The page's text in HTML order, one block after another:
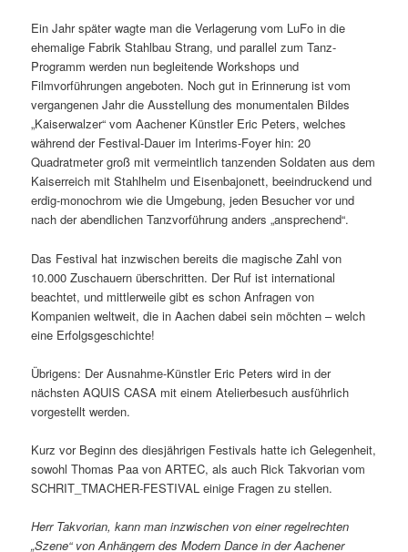
Ein Jahr später wagte man die Verlagerung vom LuFo in die
ehemalige Fabrik Stahlbau Strang, und parallel zum Tanz-
Programm werden nun begleitende Workshops und
Filmvorführungen angeboten. Noch gut in Erinnerung ist vom
vergangenen Jahr die Ausstellung des monumentalen Bildes
„Kaiserwalzer“ vom Aachener Künstler Eric Peters, welches
während der Festival-Dauer im Interims-Foyer hin: 20
Quadratmeter groß mit vermeintlich tanzenden Soldaten aus dem
Kaiserreich mit Stahlhelm und Eisenbajonett, beeindruckend und
erdig-monochrom wie die Umgebung, jeden Besucher vor und
nach der abendlichen Tanzvorführung anders „ansprechend“.
Das Festival hat inzwischen bereits die magische Zahl von
10.000 Zuschauern überschritten. Der Ruf ist international
beachtet, und mittlerweile gibt es schon Anfragen von
Kompanien weltweit, die in Aachen dabei sein möchten – welch
eine Erfolgsgeschichte!
Übrigens: Der Ausnahme-Künstler Eric Peters wird in der
nächsten AQUIS CASA mit einem Atelierbesuch ausführlich
vorgestellt werden.
Kurz vor Beginn des diesjährigen Festivals hatte ich Gelegenheit,
sowohl Thomas Paa von ARTEC, als auch Rick Takvorian vom
SCHRIT_TMACHER-FESTIVAL einige Fragen zu stellen.
Herr Takvorian, kann man inzwischen von einer regelrechten
„Szene“ von Anhängern des Modern Dance in der Aachener